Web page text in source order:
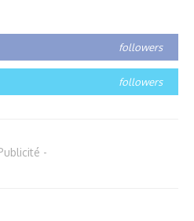
followers
followers
-